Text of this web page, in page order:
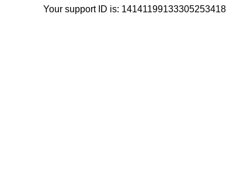
Your support ID is: 14141199133305253418